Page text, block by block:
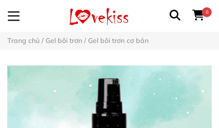
0
Trang chủ / Gel bôi trơn / Gel bôi trơn cơ bản